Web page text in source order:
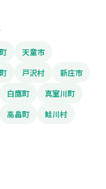
天童市
戸沢村
新庄市
白鷹町
真室川町
高畠町
鮭川村